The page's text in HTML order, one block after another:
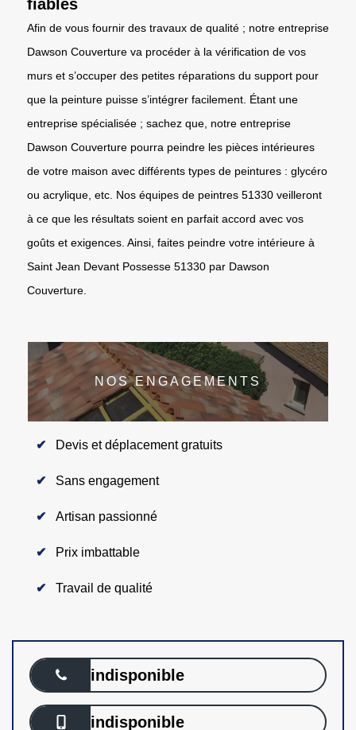
fiables
Afin de vous fournir des travaux de qualité ; notre entreprise
Dawson Couverture va procéder à la vérification de vos
murs et s’occuper des petites réparations du support pour
que la peinture puisse s’intégrer facilement. Étant une
entreprise spécialisée ; sachez que, notre entreprise
Dawson Couverture pourra peindre les pièces intérieures
de votre maison avec différents types de peintures : glycéro
ou acrylique, etc. Nos équipes de peintres 51330 veilleront
à ce que les résultats soient en parfait accord avec vos
goûts et exigences. Ainsi, faites peindre votre intérieure à
Saint Jean Devant Possesse 51330 par Dawson
Couverture.
NOS ENGAGEMENTS
Devis et déplacement gratuits
Sans engagement
Artisan passionné
Prix imbattable
Travail de qualité
indisponible
indisponible